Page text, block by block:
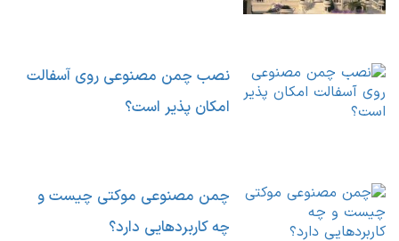
نصب چمن مصنوعی روی آسفالت
امکان پذیر است؟
چمن مصنوعی موکتی چیست و
چه کاربردهایی دارد؟